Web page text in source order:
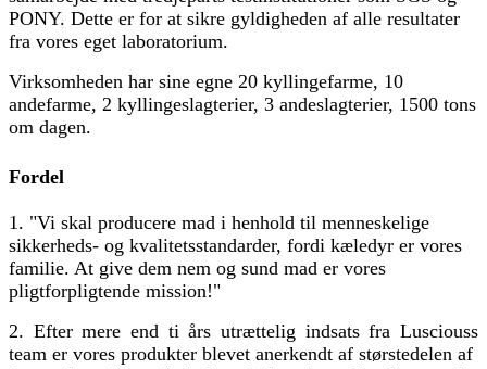
PONY. Dette er for at sikre gyldigheden af ​​alle resultater
fra vores eget laboratorium.
Virksomheden har sine egne 20 kyllingefarme, 10
andefarme, 2 kyllingeslagterier, 3 andeslagterier, 1500 tons
om dagen.
Fordel
1. "Vi skal producere mad i henhold til menneskelige
sikkerheds- og kvalitetsstandarder, fordi kæledyr er vores
familie. At give dem nem og sund mad er vores
pligtforpligtende mission!"
2. Efter mere end ti års utrættelig indsats fra Lusciouss
team er vores produkter blevet anerkendt af størstedelen af ​​